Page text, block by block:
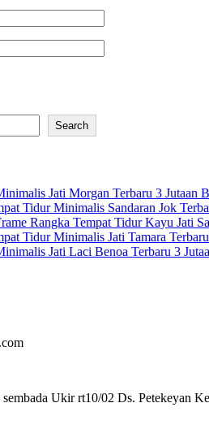
Search
Ukir rt10/02 Ds. Petekeyan